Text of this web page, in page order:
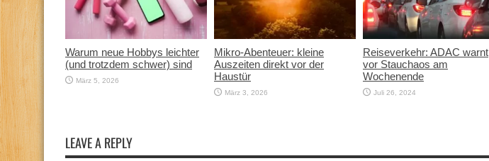
Warum neue Hobbys leichter
(und trotzdem schwer) sind
März 5, 2026
Mikro-Abenteuer: kleine
Auszeiten direkt vor der
Haustür
März 3, 2026
Reiseverkehr: ADAC warnt
vor Stauchaos am
Wochenende
Juli 26, 2024
LEAVE A REPLY